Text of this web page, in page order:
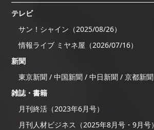
テレビ
サン！シャイン（2025/08/26）
情報ライブ ミヤネ屋（2026/07/16）
新聞
東京新聞 / 中国新聞 / 中日新聞 / 京都新聞
雑誌・書籍
月刊終活（2023年6月号）
月刊人材ビジネス（2025年8月号・9月号）